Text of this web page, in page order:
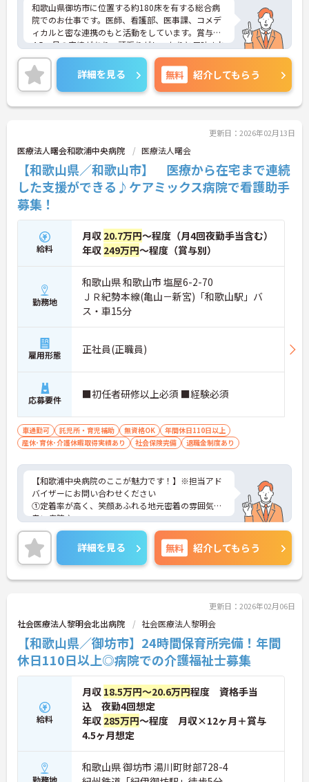
和歌山県御坊市に位置する約180床を有する総合病
院でのお仕事です。医師、看護部、医事課、コメデ
ィカルと密な連携のもと活動をしています。賞与は
4.5ヶ月の実績があり、頑張りがしっかりと反映され
ます。保育所も完備されており、小さなお子様がい
る方も安心です。ご興味ある方には、面接対策ポイ
ントなど、さらに詳細をお話しいたしますのでお気
軽にご相談ください！
詳細を見る 無料 紹介してもらう
更新日：2026年02月13日
医療法人曙会和歌浦中央病院 医療法人曙会
【和歌山県／和歌山市】 医療から在宅まで連続
した支援ができる♪ケアミックス病院で看護助手
募集！
給料
月収 20.7万円～程度（月4回夜勤手当含む）
年収 249万円～程度（賞与別）
勤務地
和歌山県 和歌山市 塩屋6-2-70
ＪＲ紀勢本線(亀山－新宮)「和歌山駅」バ
ス・車15分
雇用形態 正社員(正職員)
応募要件 ■初任者研修以上必須 ■経験必須
車通勤可 託児所・育児補助 無資格OK
年間休日110日以上
産休･育休･介護休暇取得実績あり
社会保険完備 退職金制度あり
【和歌浦中央病院のここが魅力です！】※担当アド
バイザーにお問い合わせください
①定着率が高く、笑顔あふれる地元密着の雰囲気の
良い病院♪
②院内託児所をはじめワークライフバランスの充実
に力を入れており、子育て中の方も働きやすい環
境！
詳細を見る 無料 紹介してもらう
更新日：2026年02月06日
社会医療法人黎明会北出病院 社会医療法人黎明会
【和歌山県／御坊市】24時間保育所完備！年間
休日110日以上◎病院での介護福祉士募集
給料
月収 18.5万円～20.6万円程度 資格手当
込 夜勤4回想定
年収 285万円～程度 月収×12ヶ月＋賞与
4.5ヶ月想定
勤務地
和歌山県 御坊市 湯川町財部728-4